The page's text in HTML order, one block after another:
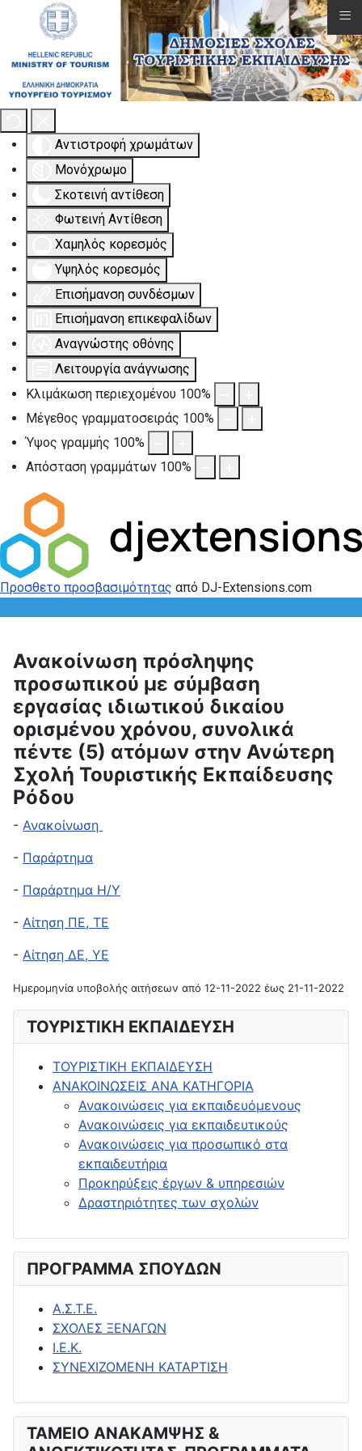
Εργαλειοθήκη Προσβασιμότητας
Αντιστροφή χρωμάτων
Μονόχρωμο
Σκοτεινή αντίθεση
Φωτεινή Αντίθεση
Χαμηλός κορεσμός
Υψηλός κορεσμός
Επισήμανση συνδέσμων
Επισήμανση επικεφαλίδων
Αναγνώστης οθόνης
Λειτουργία ανάγνωσης
Κλιμάκωση περιεχομένου 100%
Μέγεθος γραμματοσειράς 100%
Ύψος γραμμής 100%
Απόσταση γραμμάτων 100%
Προσθετο προσβασιμότητας από DJ-Extensions.com
ΤΟΥΡΙΣΤΙΚΗ ΕΚΠΑΙΔΕΥΣΗ
ΤΟΥΡΙΣΤΙΚΗ ΕΚΠΑΙΔΕΥΣΗ
ΑΝΑΚΟΙΝΩΣΕΙΣ ΑΝΑ ΚΑΤΗΓΟΡΙΑ
Ανακοινώσεις για εκπαιδευόμενους
Ανακοινώσεις για εκπαιδευτικούς
Ανακοινώσεις για προσωπικό στα
εκπαιδευτήρια
Προκηρύξεις έργων & υπηρεσιών
Δραστηριότητες των σχολών
ΠΡΟΓΡΑΜΜΑ ΣΠΟΥΔΩΝ
Α.Σ.Τ.Ε.
ΣΧΟΛΕΣ ΞΕΝΑΓΩΝ
Ι.Ε.Κ.
ΣΥΝΕΧΙΖΟΜΕΝΗ ΚΑΤΑΡΤΙΣΗ
ΤΑΜΕΙΟ ΑΝΑΚΑΜΨΗΣ &
​​Ανακοίνωση πρόσληψης
προσωπικού με σύμβαση
εργασίας ιδιωτικού δικαίου
ορισμένου χρόνου, συνολικά
πέντε (5) ατόμων στην Ανώτερη
Σχολή Τουριστικής Εκπαίδευσης
Ρόδου
- Ανακοίνωση
- Παράρτημα
- Παράρτημα Η/Υ
- Αίτηση ΠΕ, ΤΕ
- Αίτηση ΔΕ, ΥΕ
Ημερομηνία υποβολής αιτήσεων από 12-11-2022 έως 21-11-2022
≡